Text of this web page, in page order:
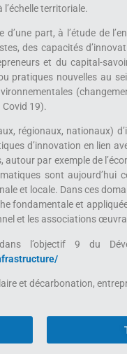
territoriale.
d’une part, à l’étude de
des capacités
et du capital-
pratiques nouvelles au
19).
régionaux, nationaux)
d’innovation en lien
par exemple de
sont
et locale. Dans ces
fondamentale et
et les associations
l’objectif 9 du
et décarbonation,